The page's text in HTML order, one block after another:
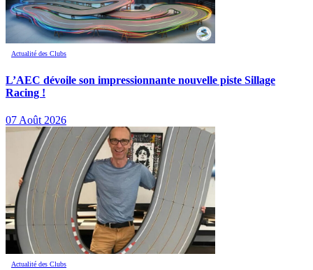
Actualité des Clubs
L’AEC dévoile son impressionnante nouvelle piste Sillage
Racing !
07 Août 2026
Actualité des Clubs